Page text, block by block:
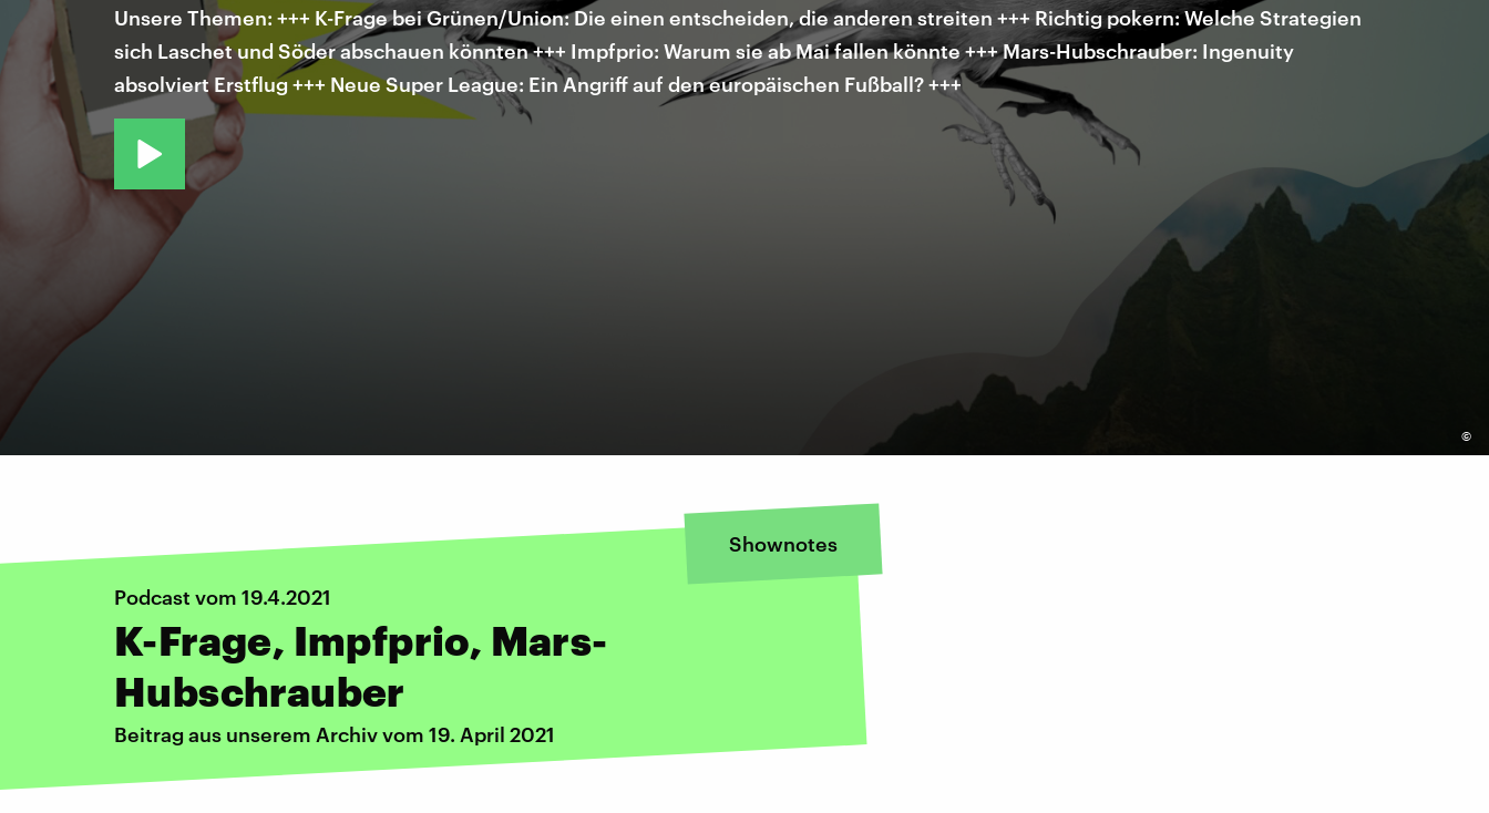
©
Unsere Themen: +++ K-Frage bei Grünen/Union: Die einen entscheiden, die anderen streiten +++ Richtig pokern: Welche Strategien
sich Laschet und Söder abschauen könnten +++ Impfprio: Warum sie ab Mai fallen könnte +++ Mars-Hubschrauber: Ingenuity
absolviert Erstflug +++ Neue Super League: Ein Angriff auf den europäischen Fußball? +++
Shownotes
Podcast vom 19.4.2021
K-Frage, Impfprio, Mars-
Hubschrauber
Beitrag aus unserem Archiv vom 19. April 2021